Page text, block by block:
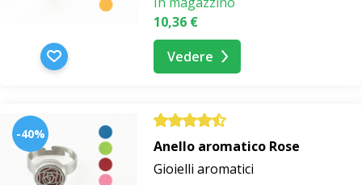
10,36 €
Vedere
-40%
Anello aromatico Rose
Gioielli aromatici